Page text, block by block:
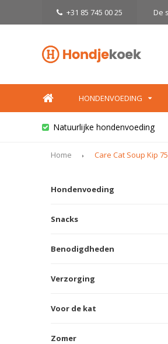
+31 85 745 00 25 De
HONDENVOEDING
Natuurlijke hondenvoeding
Home Care Cat Soup Kip
Hondenvoeding
Snacks
Benodigdheden
Verzorging
Voor de kat
Zomer